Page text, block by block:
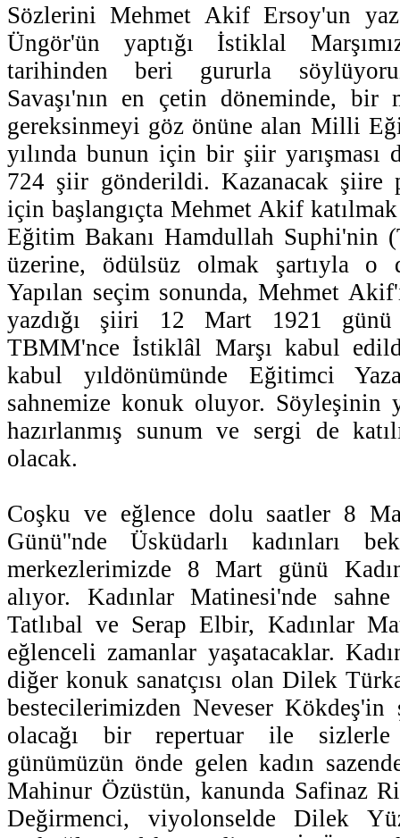
Sözlerini Mehmet Akif Ersoy'un
Üngör'ün yaptığı İstiklal
tarihinden beri gururla
Savaşı'nın en çetin döneminde,
gereksinmeyi göz önüne alan Milli
yılında bunun için bir şiir yarışması
724 şiir gönderildi. Kazanacak şiire
için başlangıçta Mehmet Akif
Eğitim Bakanı Hamdullah Suphi'nin
üzerine, ödülsüz olmak şartıyla o
Yapılan seçim sonunda, Mehmet
yazdığı şiiri 12 Mart 1921 günü
TBMM'nce İstiklâl Marşı kabul
kabul yıldönümünde Eğitimci
sahnemize konuk oluyor. Söyleşinin
hazırlanmış sunum ve sergi de
olacak.
Coşku ve eğlence dolu saatler 8
Günü''nde Üsküdarlı kadınları
merkezlerimizde 8 Mart günü
alıyor. Kadınlar Matinesi'nde
Tatlıbal ve Serap Elbir, Kadınlar
eğlenceli zamanlar yaşatacaklar.
diğer konuk sanatçısı olan Dilek
bestecilerimizden Neveser Kökdeş'in
olacağı bir repertuar ile sizlerle
günümüzün önde gelen kadın
Mahinur Özüstün, kanunda Safinaz
Değirmenci, viyolonselde Dilek